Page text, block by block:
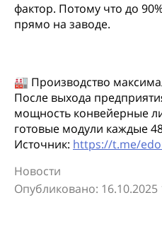
фактор. Потому что до
прямо на заводе.
🏭 Производство
После выхода
мощность конвейерные
готовые модули каждые
Источник: https://t.me/
Новости
Опубликовано: 16.10.2025